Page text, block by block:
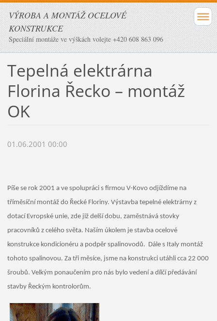
VÝROBA A MONTÁŽ OCELOVÉ
KONSTRUKCE
Speciální montáže ve výškách volejte +420 608 863 096
Tepelná elektrárna
Florina Řecko – montáž
OK
01.06.2001 00:00
Píše se rok 2001 a ve spolupráci s firmou V-Kovo odjíždíme na
tříměsíční montáž do Řecké Floriny. Výstavba tepelné elektrárny z
dotací Evropské unie, zde již delší dobu, zaměstnává stovky
pracovníků z celého světa. Naším úkolem je stavba ocelové
konstrukce kondicionéru a podpěr spalinovodů. Dále s Italy montáž
tohoto spalinovou. Za tři měsíce, jsme na konstrukci utáhli cca 22 000
šroubů. Velkým ponaučením pro nás bylo vedení a dílčí předávání
stavby Řeckým kontrolorům.